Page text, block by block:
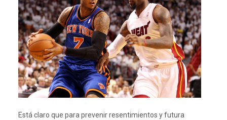
Está claro que para prevenir resentimientos y futura